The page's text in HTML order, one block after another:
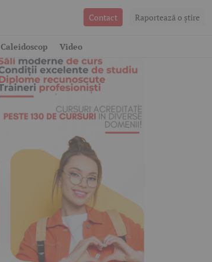
Contact Raportează o ştire
Caleidoscop Video